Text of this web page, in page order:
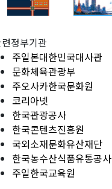
정부기관
주일본대한민국대사관
문화체육관광부
주오사카한국문화원
코리아넷
한국관광공사
한국콘텐츠진흥원
국외소재문화유산재단
한국농수산식품유통공사
주일한국교육원